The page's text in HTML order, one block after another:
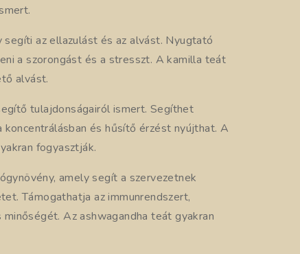
az ellazulást és az alvást. Nyugtató
a szorongást és a stresszt. A kamilla teát
alvást.
tulajdonságairól ismert. Segíthet
és hűsítő érzést nyújthat. A
fogyasztják.
amely segít a szervezetnek
Támogathatja az immunrendszert,
Az ashwagandha teát gyakran